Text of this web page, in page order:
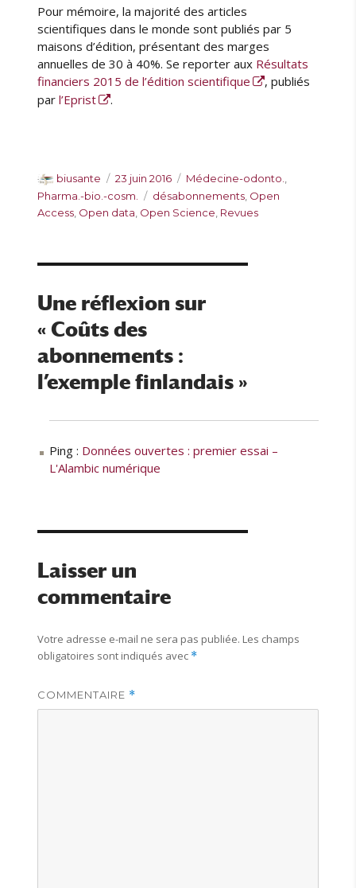
Pour mémoire, la majorité des articles
scientifiques dans le monde sont publiés par 5
maisons d’édition, présentant des marges
annuelles de 30 à 40%. Se reporter aux Résultats
financiers 2015 de l’édition scientifique
, publiés
parl’Eprist .
A
u
t
r
biusante
P
u
b
é
23 juin 2016
C
a
t
o
e
Médecine-odonto.
Pharma.-bio.-cosm.
É
t
u
t
désabonnements Open
Access Open data Open Science Revues
Une réflexion sur
« Coûts des
abonnements :
l’exemple finlandais »
Ping : Données ouvertes : premier essai –
L'Alambic numérique
Laisser un
commentaire
Votre adresse e-mail ne sera pas publiée. Les champs
obligatoires sont indiqués avec *
COMMENTAIRE *